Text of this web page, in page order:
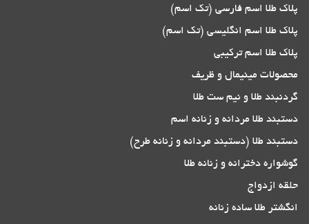
پلاک طلا اسم فارسی (تک اسم)
پلاک طلا اسم انگلیسی (تک اسم)
پلاک طلا اسم ترکیبی
محصولات مینیمال و ظریف
گردنبند طلا و نیم ست طلا
دستبند طلا مردانه و زنانه اسم
دستبند طلا (دستبند مردانه و زنانه طرح)
گوشواره دخترانه و زنانه طلا
حلقه ازدواج
انگشتر طلا ساده زنانه